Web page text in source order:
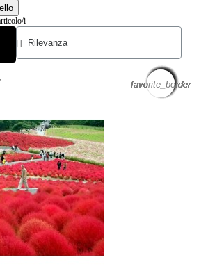
i
favorite_border
favorite_border
favorite_border
favorite_border
favorite_border
favorite_border
favorite_border
favorite_border
favorite_border
favorite_border
favorite_border
favorite_border